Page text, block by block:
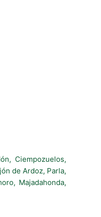
Ciempozuelos,
de Ardoz, Parla,
Majadahonda,